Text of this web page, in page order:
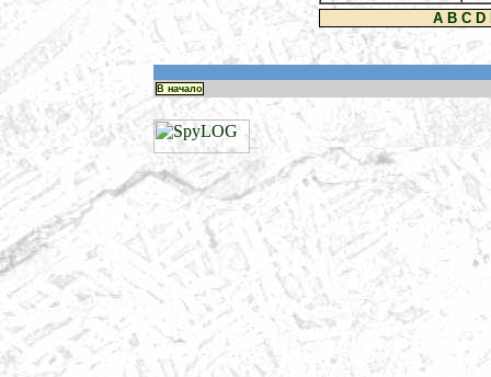
A B C D
В начало